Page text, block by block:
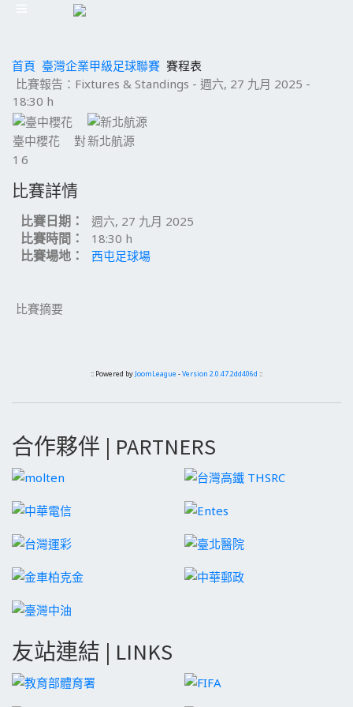
首頁 臺灣企業甲級足球聯賽 賽程表
比賽報告：Fixtures & Standings - 週六, 27 九月 2025 -
18:30 h
臺中櫻花 對新北航源
1 6
比賽詳情
比賽日期： 週六, 27 九月 2025
比賽時間： 18:30 h
比賽場地： 西屯足球場
比賽摘要
:: Powered by JoomLeague -Version 2.0.47.2dd406d ::
合作夥伴 | PARTNERS
友站連結 | LINKS